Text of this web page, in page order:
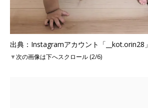
出典：Instagramアカウント「__kot.orin28」
▼次の画像は下へスクロール (2/6)